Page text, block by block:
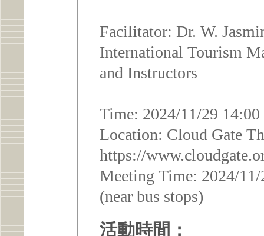
Facilitator: Dr. W.
International Tourism
and Instructors
Time: 2024/11/29
Location: Cloud Gate
https://
Meeting Time: 2024/
(near bus stops)
活動時間：